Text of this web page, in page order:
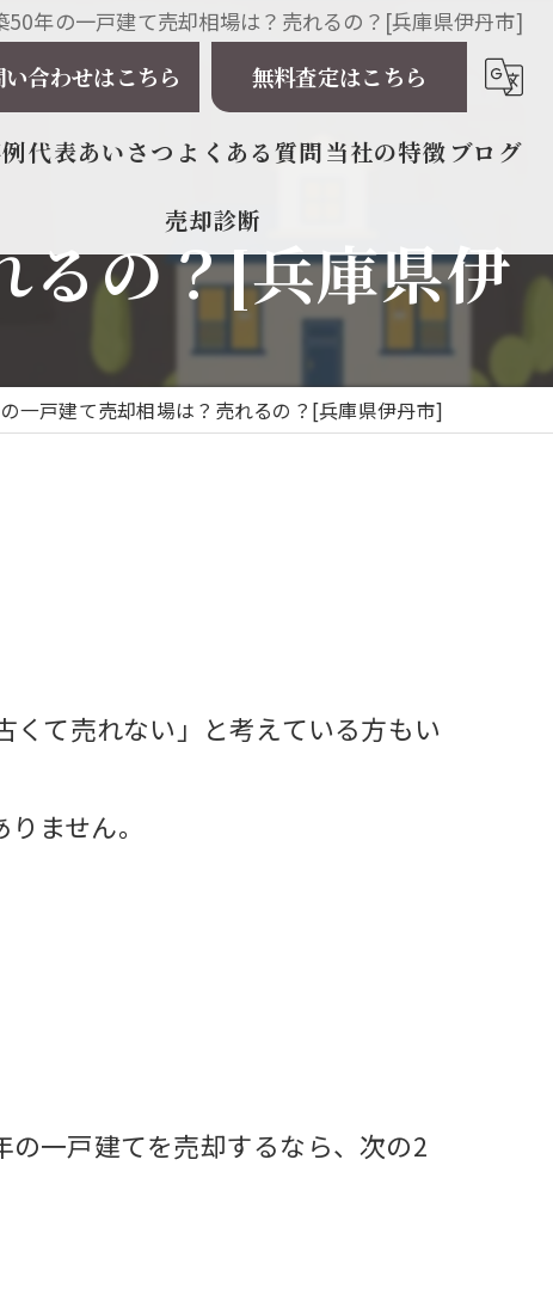
50年の一戸建て売却相場は？売れるの？[兵庫県伊丹市]
い合わせはこちら 無料査定はこちら
代表あいさつ よくある質問当社の特徴
戸建て
土地
ブログ
売却診断
るの？[兵庫県伊
一戸建て売却相場は？売れるの？[兵庫県伊丹市]
て売れない」と考えている方もい
ません。
一戸建てを売却するなら、次の2